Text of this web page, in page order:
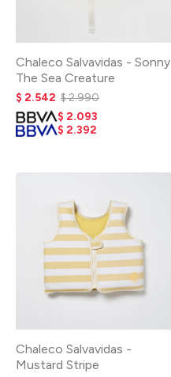
Chaleco Salvavidas - Sonny
The Sea Creature
$ 2.542 $2.990
$ 2.093
$ 2.392
Chaleco Salvavidas -
Mustard Stripe